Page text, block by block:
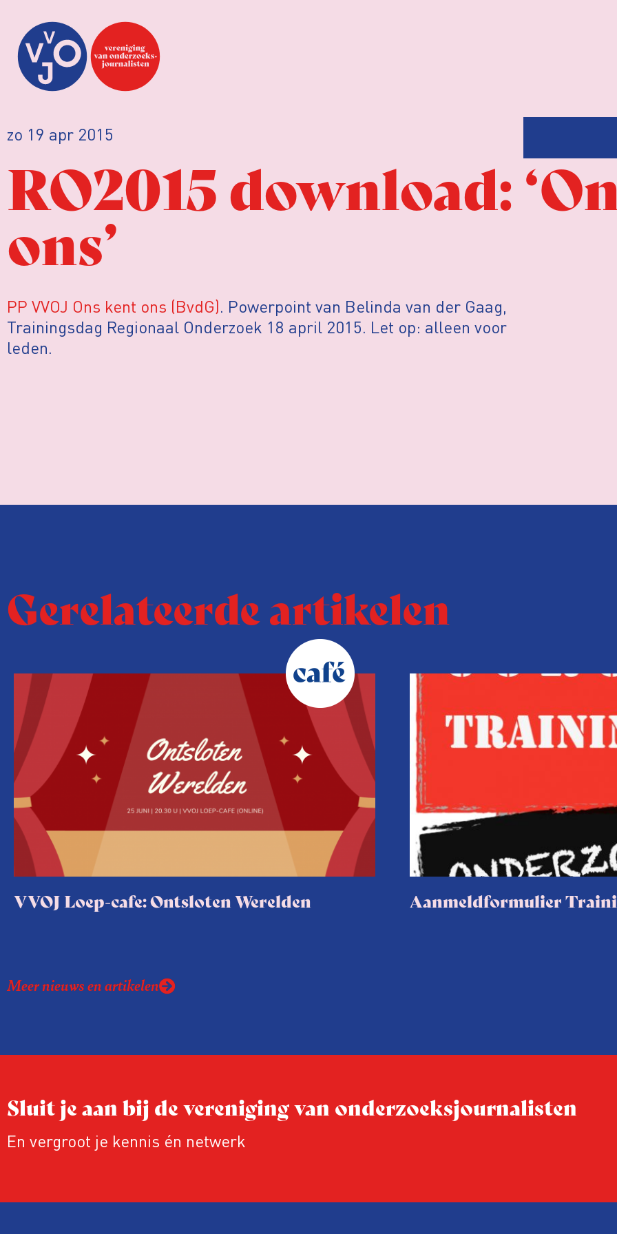
zo 19 apr 2015
RO2015 download:
ons’
PP VVOJ Ons kent ons (BvdG). Powerpoint van Belinda van der Gaag,
Trainingsdag Regionaal Onderzoek 18 april 2015. Let op: alleen voor
leden.
Gerelateerde artikelen
VVOJ Loep-cafe: Ontsloten Werelden Aanmeldformulier
Meer nieuws en artikelen
Sluit je aan bij de vereniging van onderzoeksjournalisten
En vergroot je kennis én netwerk